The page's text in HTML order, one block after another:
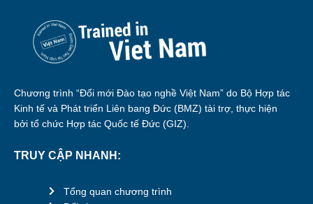
Chương trình “Đổi mới Đào tạo nghề Việt Nam” do Bộ Hợp tác
Kinh tế và Phát triển Liên bang Đức (BMZ) tài trợ, thực hiện
bởi tổ chức Hợp tác Quốc tế Đức (GIZ).
TRUY CẬP NHANH:
Tổng quan chương trình